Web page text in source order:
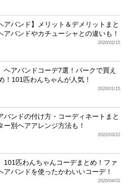
アバンド】メリット＆デメリットまと
アバンドやカチューシャとの違いも！
2020/02/15
ヘアバンドコーデ7選！パークで買え
！101匹わんちゃんが人気！
2020/01/15
バンドの付け方・コーディネートまと
ー別ヘアアレンジ方法も！
2022/03/22
101匹わんちゃんコーデまとめ！ファ
アバンドを使ったかわいいコーデ！
2020/04/02